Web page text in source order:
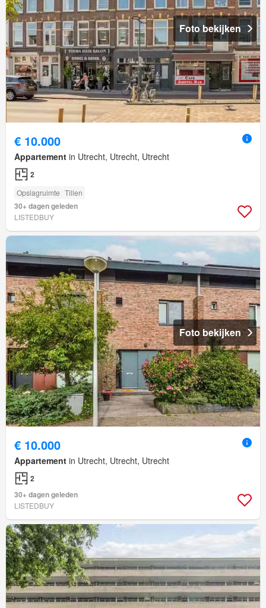
Foto bekijken
€ 10.000
Appartement in Utrecht, Utrecht, Utrecht
2
Opslagruimte Tillen
30+ dagen geleden
LISTEDBUY
Foto bekijken
€ 10.000
Appartement in Utrecht, Utrecht, Utrecht
2
30+ dagen geleden
LISTEDBUY